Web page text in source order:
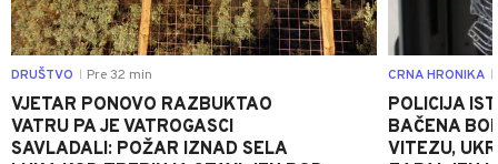
DRUŠTVO Pre 32 min
VJETAR PONOVO RAZBUKTAO
VATRU PA JE VATROGASCI
SAVLADALI: POŽAR IZNAD SELA
CRNA HRONIKA
POLICIJA
BAČENA
VITEZU,